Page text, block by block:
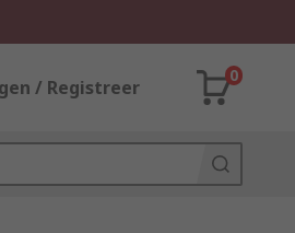
/ Registreer
0